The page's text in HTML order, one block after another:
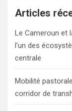
c
Articles
Le Cameroun et
l’un des
centrale
Mobilité
corridor de